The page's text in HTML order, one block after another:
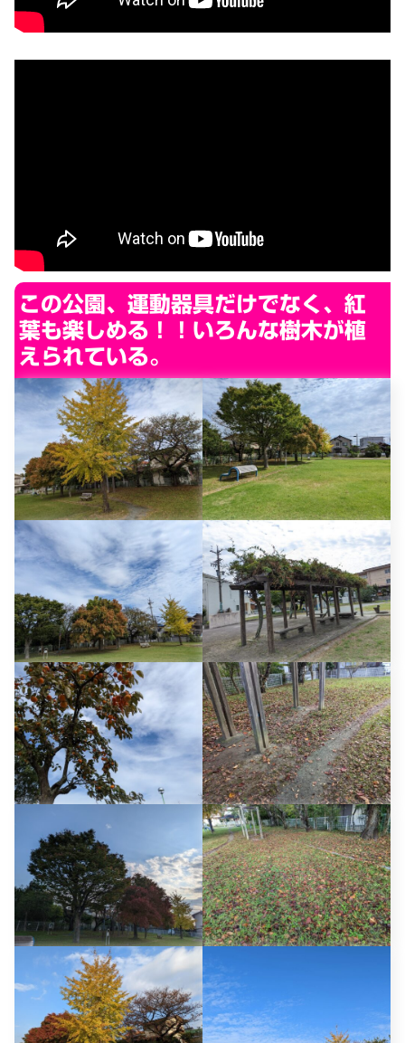
この公園、運動器具だけでなく、紅
葉も楽しめる！！いろんな樹木が植
えられている。